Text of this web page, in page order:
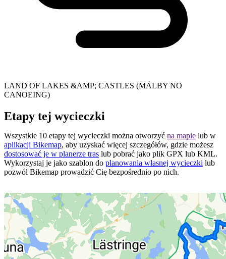
LAND OF LAKES &AMP; CASTLES (MÄLBY NO
CANOEING)
Etapy tej wycieczki
Wszystkie 10 etapy tej wycieczki można otworzyć na mapie lub w
aplikacji Bikemap, aby uzyskać więcej szczegółów, gdzie możesz
dostosować je w planerze tras lub pobrać jako plik GPX lub KML.
Wykorzystaj je jako szablon do planowania własnej wycieczki lub
pozwól Bikemap prowadzić Cię bezpośrednio po nich.